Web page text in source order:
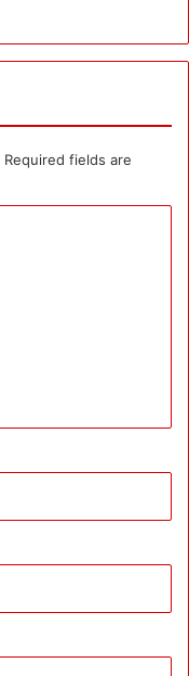
Required fields are